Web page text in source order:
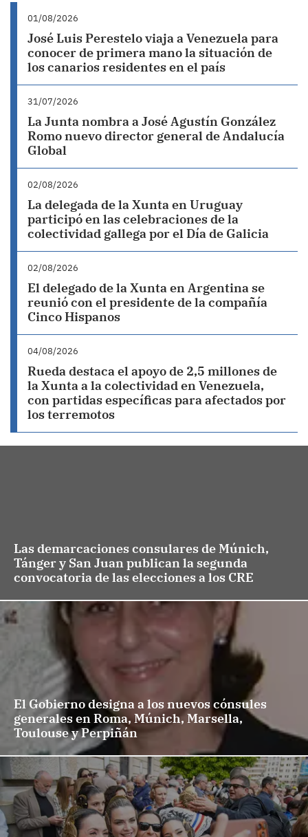
01/08/2026
José Luis Perestelo viaja a Venezuela para
conocer de primera mano la situación de
los canarios residentes en el país
31/07/2026
La Junta nombra a José Agustín González
Romo nuevo director general de Andalucía
Global
02/08/2026
La delegada de la Xunta en Uruguay
participó en las celebraciones de la
colectividad gallega por el Día de Galicia
02/08/2026
El delegado de la Xunta en Argentina se
reunió con el presidente de la compañía
Cinco Hispanos
04/08/2026
Rueda destaca el apoyo de 2,5 millones de
la Xunta a la colectividad en Venezuela,
con partidas específicas para afectados por
los terremotos
Las demarcaciones consulares de Múnich,
Tánger y San Juan publican la segunda
convocatoria de las elecciones a los CRE
El Gobierno designa a los nuevos cónsules
generales en Roma, Múnich, Marsella,
Toulouse y Perpiñán